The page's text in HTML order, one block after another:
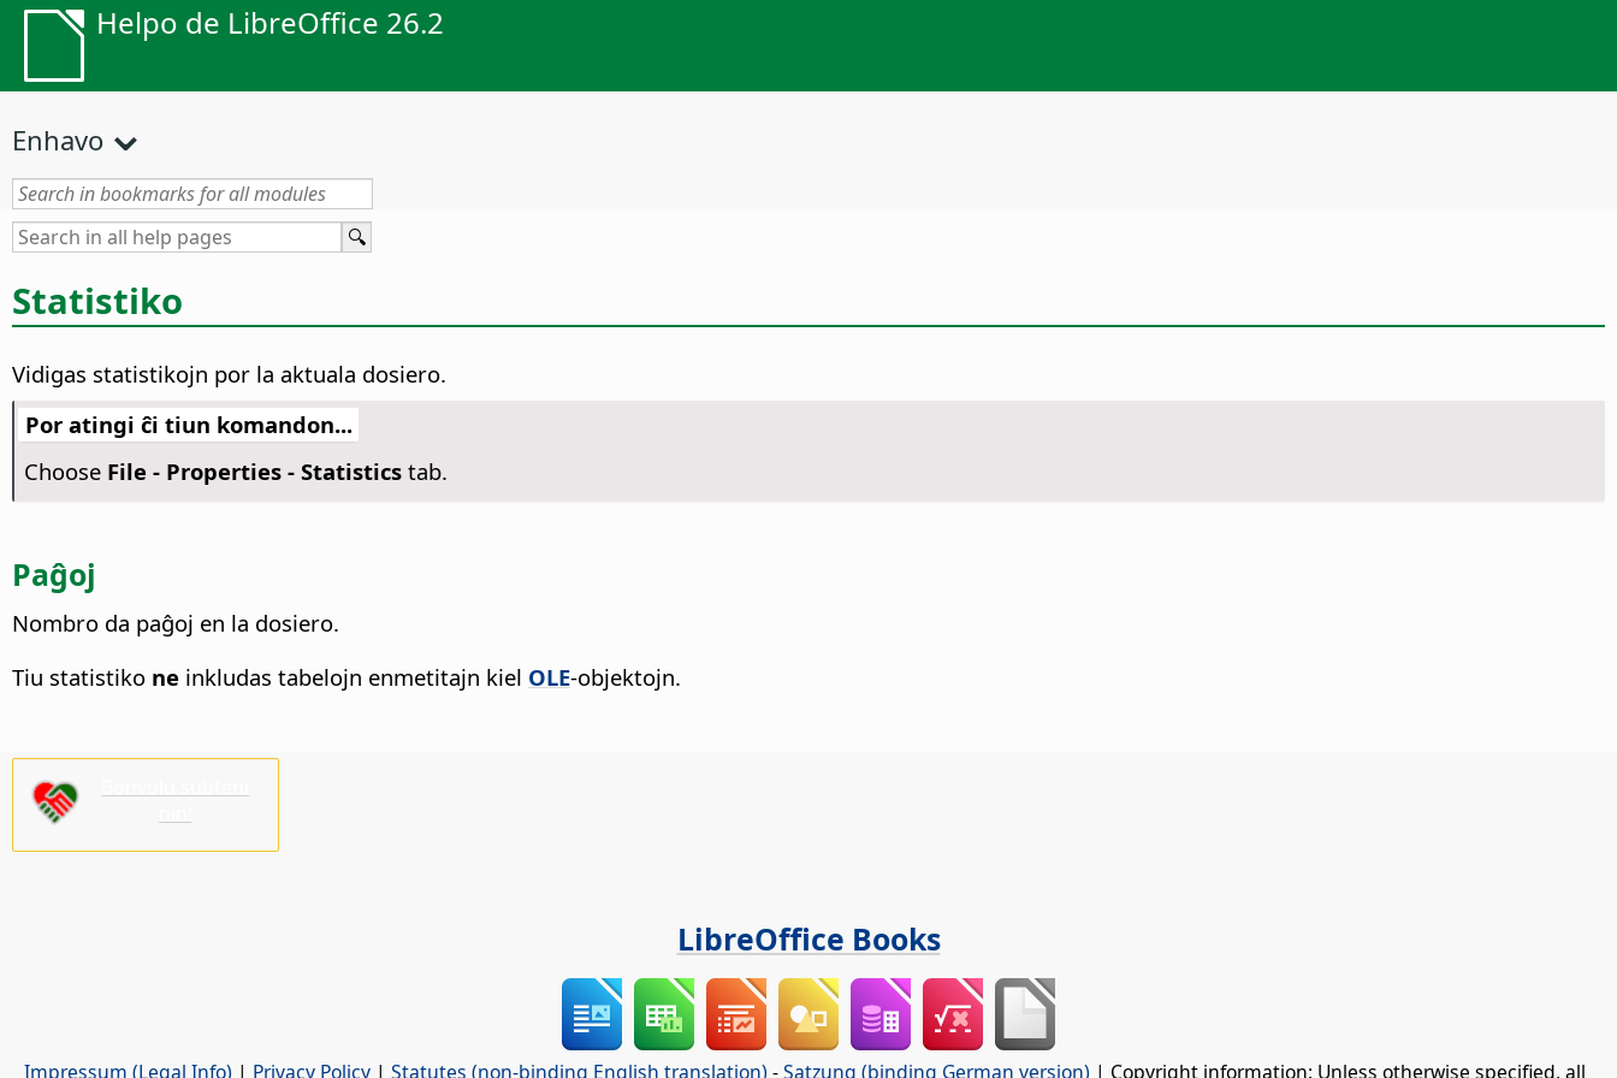
Helpo de LibreOffice 26.2
Enhavo
Statistiko
Vidigas statistikojn por la aktuala dosiero.
Por atingi ĉi tiun komandon...
Choose File - Properties - Statisticstab.
Paĝoj
Nombro da paĝoj en la dosiero.
Tiu statistiko ne inkludas tabelojn enmetitajn kiel OLE-objektojn.
LibreOffice Books
Impressum (Legal Info) | Privacy Policy | Statutes (non-binding English translation) -Satzung (binding German version) | Copyright information: Unless otherwise specified, all